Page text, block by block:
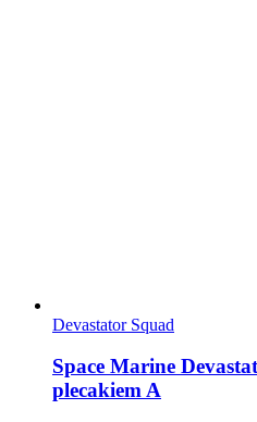
Devastator Squad
Space Marine
plecakiem A